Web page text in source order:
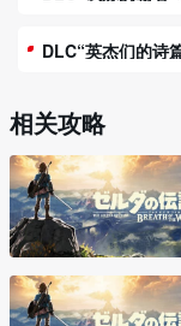
DLC“英杰们的诗
相关攻略